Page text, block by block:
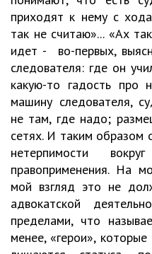
приходят к нему с
так не считаю»... «Ах
идет - во-первых,
следователя: где он
какую-то гадость про
машину следователя,
не там, где надо;
сетях. И таким образом
нетерпимости
правоприменения. На
мой взгляд это не
адвокатской
пределами, что
менее, «герои»,